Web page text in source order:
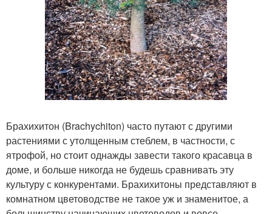
Брахихитон (Brachychiton) часто путают с другими
растениями с утолщенным стеблем, в частности, с
ятрофой, но стоит однажды завести такого красавца в
доме, и больше никогда не будешь сравнивать эту
культуру с конкурентами. Брахихитоны представляют в
комнатном цветоводстве не такое уж и знаменитое, а